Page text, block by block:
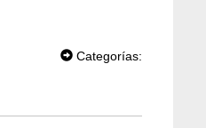
Categorías: